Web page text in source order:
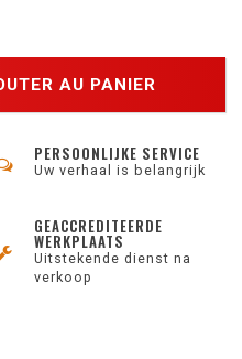
AU PANIER
PERSOONLIJKE SERVICE
Uw verhaal is belangrijk
GEACCREDITEERDE
WERKPLAATS
Uitstekende dienst na
verkoop